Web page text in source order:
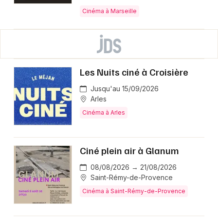
Cinéma à Marseille
Les Nuits ciné à Croisière
Jusqu'au 15/09/2026
Arles
Cinéma à Arles
Ciné plein air à Glanum
08/08/2026 → 21/08/2026
Saint-Rémy-de-Provence
Cinéma à Saint-Rémy-de-Provence